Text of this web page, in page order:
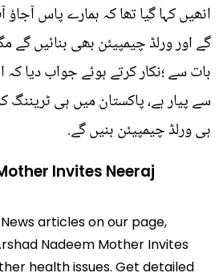
انھیں کہا گیا تھا کہ ہمارے پاس
گے اور ورلڈ چیمپیئن بھی بنائیں گے
بات سے ؛نکار کرتے ہوئے جواب دیا
سے پیار ہے، پاکستان میں ہی ٹریننگ
ہی ورلڈ چیمپیئن بنیں گے.
Invites Neeraj
articles on our page,
Nadeem Mother Invites
health issues. Get detailed